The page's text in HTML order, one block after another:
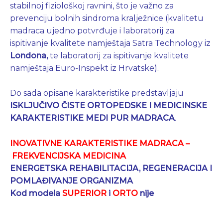
stabilnoj fiziološkoj ravnini, što je važno za
prevenciju bolnih sindroma kralježnice (kvalitetu
madraca ujedno potvrđuje i laboratorij za
ispitivanje kvalitete namještaja Satra Technology iz
Londona,te laboratorij za ispitivanje kvalitete
namještaja Euro-Inspekt iz Hrvatske).
Do sada opisane karakteristike predstavljaju
ISKLJUČIVO ČISTE ORTOPEDSKE I MEDICINSKE
KARAKTERISTIKE MEDI PUR MADRACA.
INOVATIVNE KARAKTERISTIKE MADRACA –
FREKVENCIJSKA MEDICINA
ENERGETSKA REHABILITACIJA, REGENERACIJA I
POMLAĐIVANJE ORGANIZMA
Kod modela SUPERIOR i ORTO nije